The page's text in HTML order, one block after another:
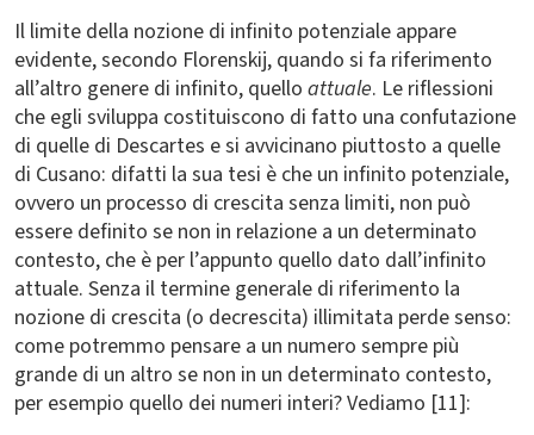
Il limite della nozione di infinito potenziale appare
evidente, secondo Florenskij, quando si fa riferimento
all’altro genere di infinito, quello attuale. Le riflessioni
che egli sviluppa costituiscono di fatto una confutazione
di quelle di Descartes e si avvicinano piuttosto a quelle
di Cusano: difatti la sua tesi è che un infinito potenziale,
ovvero un processo di crescita senza limiti, non può
essere definito se non in relazione a un determinato
contesto, che è per l’appunto quello dato dall’infinito
attuale. Senza il termine generale di riferimento la
nozione di crescita (o decrescita) illimitata perde senso:
come potremmo pensare a un numero sempre più
grande di un altro se non in un determinato contesto,
per esempio quello dei numeri interi? Vediamo [11]: